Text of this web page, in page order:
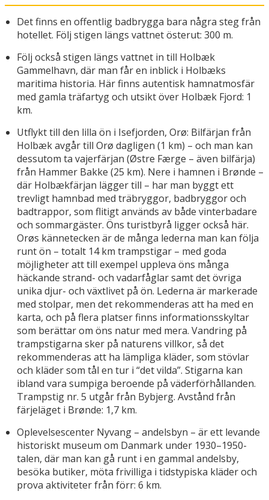
Det finns en offentlig badbrygga bara några steg från
hotellet. Följ stigen längs vattnet österut: 300 m.
Följ också stigen längs vattnet in till Holbæk
Gammelhavn, där man får en inblick i Holbæks
maritima historia. Här finns autentisk hamnatmosfär
med gamla träfartyg och utsikt över Holbæk Fjord: 1
km.
Utflykt till den lilla ön i Isefjorden, Orø: Bilfärjan från
Holbæk avgår till Orø dagligen (1 km) – och man kan
dessutom ta vajerfärjan (Østre Færge – även bilfärja)
från Hammer Bakke (25 km). Nere i hamnen i Brønde –
där Holbækfärjan lägger till – har man byggt ett
trevligt hamnbad med träbryggor, badbryggor och
badtrappor, som flitigt används av både vinterbadare
och sommargäster. Öns turistbyrå ligger också här.
Orøs kännetecken är de många lederna man kan följa
runt ön – totalt 14 km trampstigar – med goda
möjligheter att till exempel uppleva öns många
häckande strand- och vadarfåglar samt det övriga
unika djur- och växtlivet på ön. Lederna är markerade
med stolpar, men det rekommenderas att ha med en
karta, och på flera platser finns informationsskyltar
som berättar om öns natur med mera. Vandring på
trampstigarna sker på naturens villkor, så det
rekommenderas att ha lämpliga kläder, som stövlar
och kläder som tål en tur i “det vilda”. Stigarna kan
ibland vara sumpiga beroende på väderförhållanden.
Trampstig nr. 5 utgår från Bybjerg. Avstånd från
färjeläget i Brønde: 1,7 km.
Oplevelsescenter Nyvang – andelsbyn – är ett levande
historiskt museum om Danmark under 1930–1950-
talen, där man kan gå runt i en gammal andelsby,
besöka butiker, möta frivilliga i tidstypiska kläder och
prova aktiviteter från förr: 6 km.